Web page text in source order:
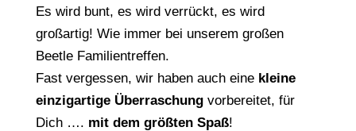
Es wird bunt, es wird verrückt, es wird
großartig! Wie immer bei unserem großen
Beetle Familientreffen.
Fast vergessen, wir haben auch eine kleine
einzigartige Überraschungvorbereitet, für
Dich …. mit dem größten Spaß!